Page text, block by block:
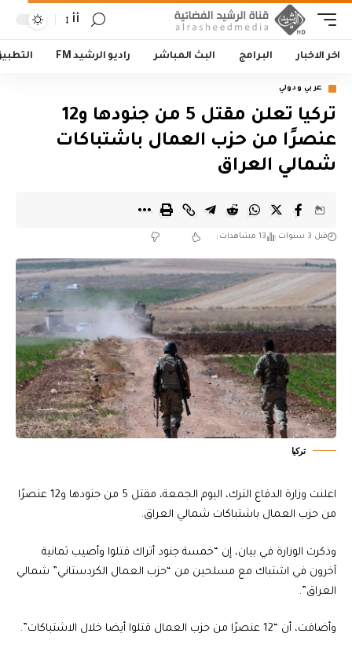
أأ
اخر الاخبار البرامج البث المباشر راديو الرشيد FM
عربي ودولي
تركيا تعلن مقتل 5 من جنودها و12
عنصرًا من حزب العمال باشتباكات
شمالي العراق
قبل 3 سنوات 13 مشاهدات
تركيا
اعلنت وزارة الدفاع الترك، اليوم الجمعة، مقتل 5 من جنودها و12 عنصرًا
من حزب العمال باشتباكات شمالي العراق.
وذكرت الوزارة في بيان، إن “خمسة جنود أتراك قتلوا وأصيب ثمانية
آخرون في اشتباك مع مسلحين من “حزب العمال الكردستاني” شمالي
العراق”.
وأضافت، أن “12 عنصرًا من حزب العمال قتلوا أيضا خلال الاشتباكات”.